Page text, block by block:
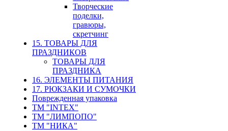
Творческие
поделки,
гравюры,
скретчинг
15. ТОВАРЫ ДЛЯ
ПРАЗДНИКОВ
ТОВАРЫ ДЛЯ
ПРАЗДНИКА
16. ЭЛЕМЕНТЫ ПИТАНИЯ
17. РЮКЗАКИ И СУМОЧКИ
Поврежденная упаковка
ТМ "INTEX"
ТМ "ЛИМПОПО"
ТМ "НИКА"